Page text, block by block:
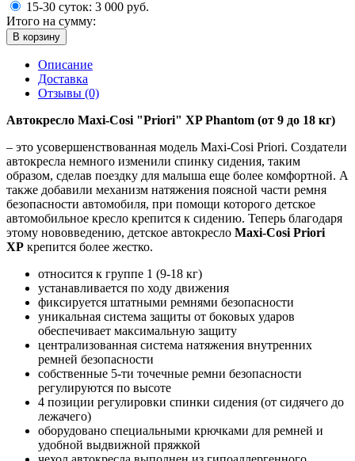
15-30 суток: 3 000 руб.
Итого на сумму:
В корзину
Описание
Доставка
Отзывы (0)
Автокресло Maxi-Сosi "Priori" XP Phantom (от 9 до 18 кг)
– это усовершенствованная модель Maxi-Cosi Priori. Создатели
автокресла немного изменили спинку сидения, таким
образом, сделав поездку для малыша еще более комфортной. А
также добавили механизм натяжения поясной части ремня
безопасности автомобиля, при помощи которого детское
автомобильное кресло крепится к сидению. Теперь благодаря
этому нововведению, детское автокресло Maxi-Cosi Priori
XP крепится более жестко.
относится к группе 1 (9-18 кг)
устанавливается по ходу движения
фиксируется штатными ремнями безопасности
уникальная система защиты от боковых ударов
обеспечивает максимальную защиту
централизованная система натяжения внутренних
ремней безопасности
собственные 5-ти точечные ремни безопасности
регулируются по высоте
4 позиции регулировки спинки сидения (от сидячего до
лежачего)
оборудовано специальными крючками для ремней и
удобной выдвижной пряжкой